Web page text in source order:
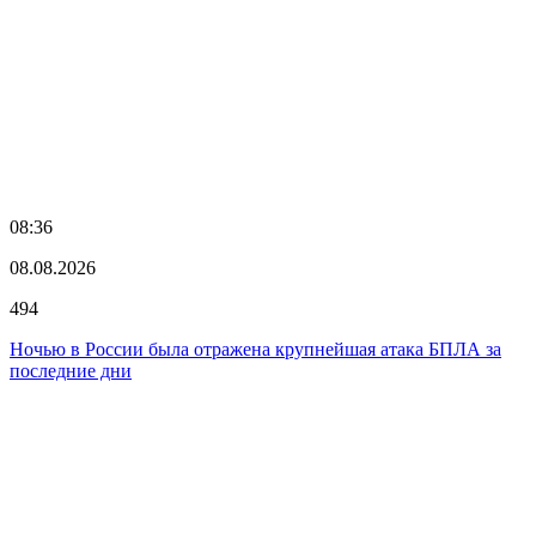
08:36
08.08.2026
494
Ночью в России была отражена крупнейшая атака БПЛА за
последние дни